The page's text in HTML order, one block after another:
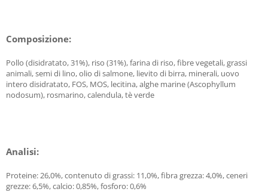
Composizione:
Pollo (disidratato, 31%), riso (31%), farina di riso, fibre vegetali, grassi
animali, semi di lino, olio di salmone, lievito di birra, minerali, uovo
intero disidratato, FOS, MOS, lecitina, alghe marine (Ascophyllum
nodosum), rosmarino, calendula, tè verde
Analisi:
Proteine: 26,0%, contenuto di grassi: 11,0%, fibra grezza: 4,0%, ceneri
grezze: 6,5%, calcio: 0,85%, fosforo: 0,6%